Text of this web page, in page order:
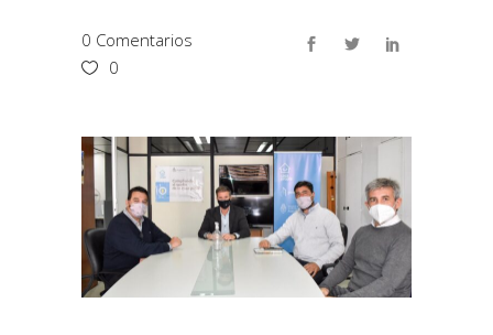
0 Comentarios
0